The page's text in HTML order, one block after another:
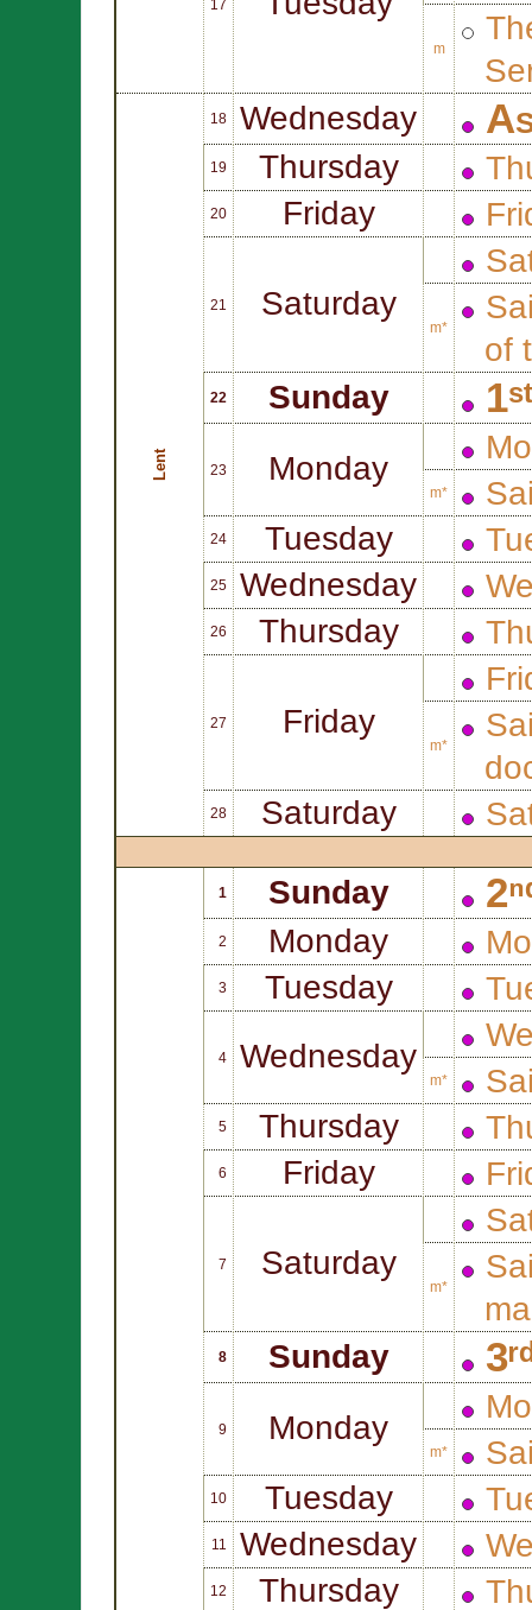
17
m
Lent
18 Wednesday
19 Thursday
20 Friday
21 Saturday
m*
of
22 Sunday
23 Monday
m*
24 Tuesday
25 Wednesday
26 Thursday
27 Friday
m*
28 Saturday
1 Sunday
2 Monday
3 Tuesday
4 Wednesday
m*
5 Thursday
6 Friday
7 Saturday
m*
8 Sunday
9 Monday
m*
10 Tuesday
11 Wednesday
12 Thursday